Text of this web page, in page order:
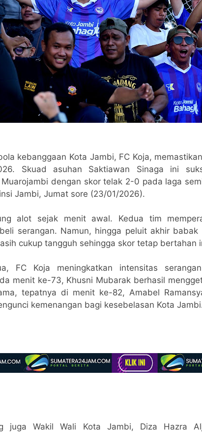
kebanggaan Kota Jambi, FC Koja,
Skuad asuhan Saktiawan Sinaga ini
dengan skor telak 2-0 pada laga
Jambi, Jumat sore (23/01/2026).
alot sejak menit awal. Kedua tim
serangan. Namun, hingga peluit akhir babak
cukup tangguh sehingga skor tetap bertahan
FC Koja meningkatkan intensitas
menit ke-73, Khusni Mubarak berhasil
tepatnya di menit ke-82, Amabel
kemenangan bagi kesebelasan Kota
juga Wakil Wali Kota Jambi, Diza Hazra